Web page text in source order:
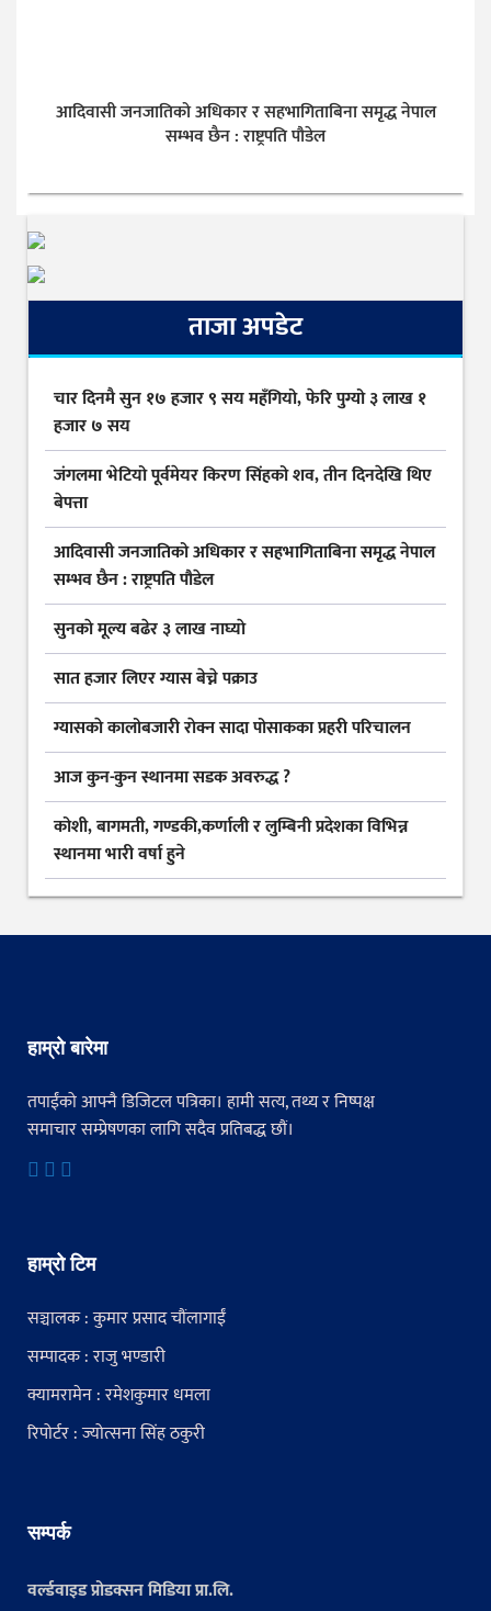
आदिवासी जनजातिको अधिकार र सहभागिताबिना समृद्ध नेपाल
सम्भव छैन : राष्ट्रपति पौडेल
ताजा अपडेट
चार दिनमै सुन १७ हजार ९ सय महँगियो, फेरि पुग्यो ३ लाख १
हजार ७ सय
जंगलमा भेटियो पूर्वमेयर किरण सिंहको शव, तीन दिनदेखि थिए
बेपत्ता
आदिवासी जनजातिको अधिकार र सहभागिताबिना समृद्ध नेपाल
सम्भव छैन : राष्ट्रपति पौडेल
सुनकाे मूल्य बढेर ३ लाख नाघ्याे
सात हजार लिएर ग्यास बेच्ने पक्राउ
ग्यासकाे कालोबजारी राेक्न सादा पोसाकका प्रहरी परिचालन
आज कुन-कुन स्थानमा सडक अवरुद्ध ?
कोशी, बागमती, गण्डकी,कर्णाली र लुम्बिनी प्रदेशका विभिन्न
स्थानमा भारी वर्षा हुने
हाम्रो बारेमा
तपाईंको आफ्नै डिजिटल पत्रिका। हामी सत्य, तथ्य र निष्पक्ष
समाचार सम्प्रेषणका लागि सदैव प्रतिबद्ध छौं।
हाम्रो टिम
सञ्चालक : कुमार प्रसाद चौंलागाईं
सम्पादक : राजु भण्डारी
क्यामरामेन : रमेशकुमार धमला
रिपोर्टर : ज्योत्सना सिंह ठकुरी
सम्पर्क
वर्ल्डवाइड प्रोडक्सन मिडिया प्रा.लि.